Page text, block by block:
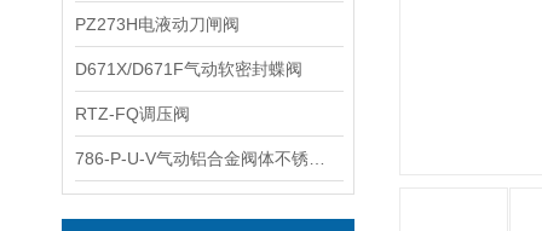
PZ273H电液动刀闸阀
D671X/D671F气动软密封蝶阀
RTZ-FQ调压阀